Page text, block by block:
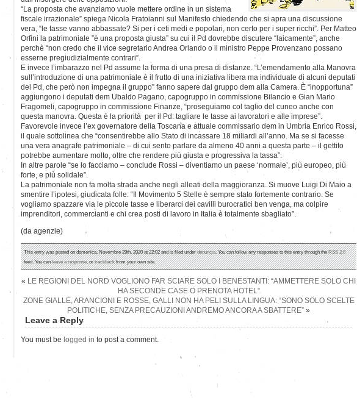
“La proposta che avanziamo vuole mettere ordine in un sistema
fiscale irrazionale” spiega Nicola Fratoianni sul Manifesto chiedendo che si apra una discussione
vera, “le tasse vanno abbassate? Si per i ceti medi e popolari, non certo per i super ricchi”. Per Matteo
Orfini la patrimoniale ”è una proposta giusta” su cui il Pd dovrebbe discutere “laicamente”, anche
perchè “non credo che il vice segretario Andrea Orlando o il ministro Peppe Provenzano possano
esserne pregiudizialmente contrari”.
E invece l’imbarazzo nel Pd assume la forma di una presa di distanze. “L’emendamento alla Manovra
sull’introduzione di una patrimoniale è il frutto di una iniziativa libera ma individuale di alcuni deputati
del Pd, che però non impegna il gruppo” fanno sapere dal gruppo dem alla Camera. È “inopportuna”
aggiungono i deputati dem Ubaldo Pagano, capogruppo in commissione Bilancio e Gian Mario
Fragomeli, capogruppo in commissione Finanze, “proseguiamo col taglio del cuneo anche con
questa manovra. Questa è la priorità per il Pd: tagliare le tasse ai lavoratori e alle imprese”.
Favorevole invece l’ex governatore della Toscana e attuale commissario dem in Umbria Enrico Rossi,
il quale sottolinea che “consentirebbe allo Stato di incassare 18 miliardi all’anno. Ma se si facesse
una vera anagrafe patrimoniale – di cui sento parlare da almeno 40 anni a questa parte – il gettito
potrebbe aumentare molto, oltre che rendere più giusta e progressiva la tassa”.
In altre parole “se lo facciamo – conclude Rossi – diventiamo un paese ‘normale’, più europeo, più
forte, e più solidale”.
La patrimoniale non fa molta strada anche negli alleati della maggioranza. Si muove Luigi Di Maio a
smentire l’ipotesi, giudicata folle: “Il Movimento 5 Stelle è sempre stato fortemente contrario. Se
vogliamo spazzare via le piccole tasse e liberarci dei cavilli burocratici ben venga, ma colpire
imprenditori, commercianti e chi crea posti di lavoro in Italia è totalmente sbagliato”.
(da agenzie)
This entry was posted on domenica, Novembre 29th, 2020 at 22:02 and is filed underdenuncia. You can follow any responses to this entry through theRSS 2.0
feed. You canleave a response, ortrackbackfrom your own site.
« LE REGIONI DEL NORD VOGLIONO FAR SCIARE SOLO I BENESTANTI: “AMMETTERE SOLO CHI
HA SECONDE CASE O PRENOTA HOTEL”
ZONE GIALLE, ARANCIONI E ROSSE, GALLI NON HA PELI SULLA LINGUA: “SONO SOLO SCELTE
POLITICHE, SENZA PRECAUZIONI ANDREMO ANCORA A SBATTERE” »
Leave a Reply
You must be logged in to post a comment.